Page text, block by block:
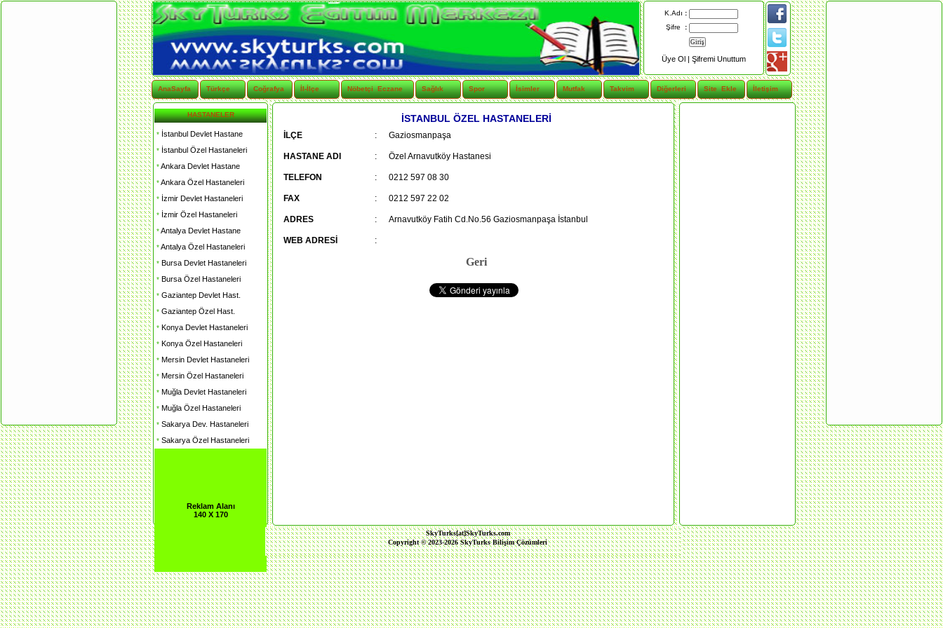
K.Adı :
Şifre
:
Üye Ol | Şifremi Unuttum
AnaSayfa Türkçe Coğrafya İl-İlçe Nöbetçi Eczane Sağlık Spor İsimler Mutfak Takvim Diğerleri Site Ekle İletişim
HASTANELER
* İstanbul Devlet Hastane
* İstanbul Özel Hastaneleri
*Ankara Devlet Hastane
*Ankara Özel Hastaneleri
* İzmir Devlet Hastaneleri
* İzmir Özel Hastaneleri
*Antalya Devlet Hastane
*Antalya Özel Hastaneleri
* Bursa Devlet Hastaneleri
* Bursa Özel Hastaneleri
* Gaziantep Devlet Hast.
* Gaziantep Özel Hast.
* Konya Devlet Hastaneleri
* Konya Özel Hastaneleri
* Mersin Devlet Hastaneleri
* Mersin Özel Hastaneleri
* Muğla Devlet Hastaneleri
* Muğla Özel Hastaneleri
* Sakarya Dev. Hastaneleri
* Sakarya Özel Hastaneleri
Reklam Alanı
140 X 170
İSTANBUL ÖZEL HASTANELERİ
İLÇE : Gaziosmanpaşa
HASTANE ADI : Özel Arnavutköy Hastanesi
TELEFON : 0212 597 08 30
FAX : 0212 597 22 02
ADRES : Arnavutköy Fatih Cd.No.56 Gaziosmanpaşa İstanbul
WEB ADRESİ :
Geri
SkyTurks[at]SkyTurks.com
Copyright © 2023-2026 SkyTurks Bilişim Çözümleri